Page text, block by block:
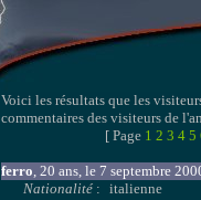
Voici les résultats que les
commentaires des visiteurs de
[ Page 1 2 3 4 5
ferro, 20 ans, le 7 septembre
Nationalité : italienne